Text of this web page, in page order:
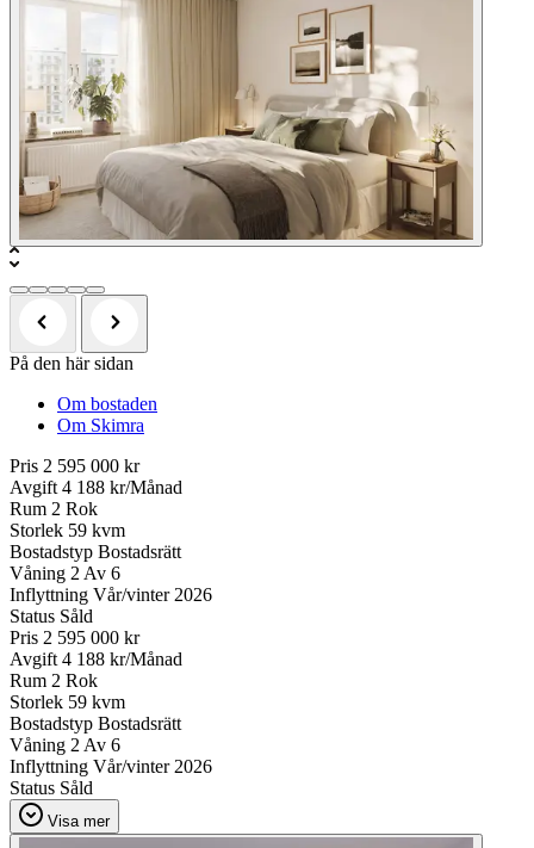
På den här sidan
Om bostaden
Om Skimra
Pris 2 595 000 kr
Avgift 4 188 kr/Månad
Rum 2 Rok
Storlek 59 kvm
Bostadstyp Bostadsrätt
Våning 2 Av 6
Inflyttning Vår/vinter 2026
Status Såld
Pris 2 595 000 kr
Avgift 4 188 kr/Månad
Rum 2 Rok
Storlek 59 kvm
Bostadstyp Bostadsrätt
Våning 2 Av 6
Inflyttning Vår/vinter 2026
Status Såld
Visa mer